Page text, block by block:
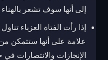
إلى أنها سوف تشعر
إذا رأت الفتاة العزباء
علامة على أنها ستتمكن
الإنجازات والانتصارات في